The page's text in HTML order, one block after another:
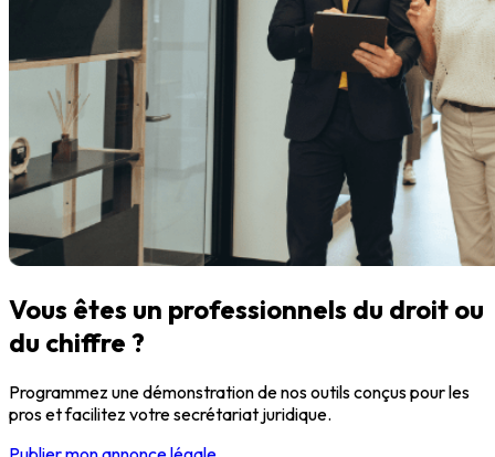
Vous êtes un professionnels du droit ou
du chiffre ?
Programmez une démonstration de nos outils conçus pour les
pros et facilitez votre secrétariat juridique.